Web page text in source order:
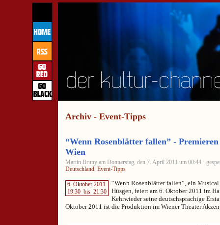
Archiv - Event-Tipps
“Wenn Rosenblätter fallen” -
Wien
Martin Bruny am Donnerstag, den 7. April 2011 um 00:44 ·
Deutschland, Event-Tipps
6. Oktober 2011
19:30 bis 21:30
“Wenn Rosenblätter fallen”, ein
Hüsgen, feiert am 6. Oktober 2011 im
Kehrwieder seine deutschsprachige
Oktober 2011 ist die Produktion im Wiener Theater